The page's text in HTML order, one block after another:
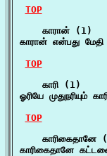
TOP
    காரான் (1)
காரான் என்பது
TOP
    காரி (1)
ஓரியே முதுநரியும்
TOP
காரிகைதானே
காரிகைதானே